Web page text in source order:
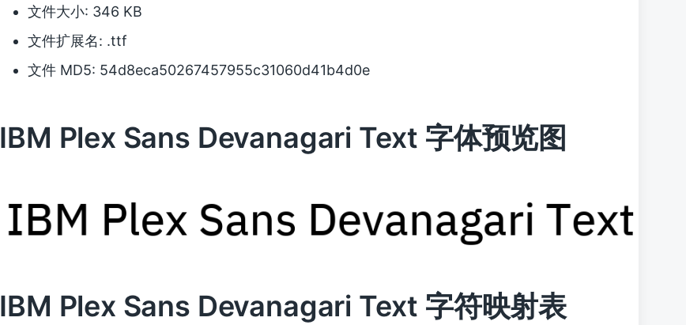
文件大小: 346 KB
文件扩展名: .ttf
文件 MD5: 54d8eca50267457955c31060d41b4d0e
IBM Plex Sans Devanagari Text 字体预览图
IBM Plex Sans Devanagari Text 字符映射表